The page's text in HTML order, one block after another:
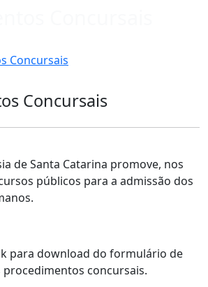
Concursais
Concursais
de Santa Catarina promove, nos
públicos para a admissão dos
para download do formulário de
concursais.